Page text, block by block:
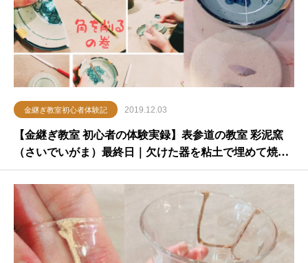
金継ぎ教室初心者体験記 2019.12.03
【金継ぎ教室 初心者の体験実録】表参道の教室 彩泥窯
（さいでいがま）最終日｜欠けた器を粘土で埋めて焼く
「焼き継ぎ」